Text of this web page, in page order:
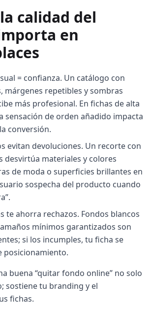
calidad del
en
= confianza. Un catálogo con
márgenes repetibles y sombras
más profesional. En fichas de alta
sensación de orden añadido impacta
conversión.
evitan devoluciones. Un recorte con
desvirtúa materiales y colores
de moda o superficies brillantes en
sospecha del producto cuando
te ahorra rechazos. Fondos blancos
mínimos garantizados son
si los incumples, tu ficha se
posicionamiento.
buena “quitar fondo online” no solo
sostiene tu branding y el
fichas.